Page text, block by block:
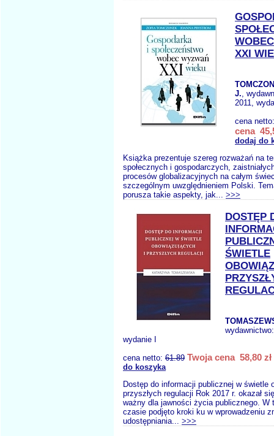
XXI
J.,
2011,
cena
cena
dodaj do
Książka prezentuje szereg rozważań na
społecznych i gospodarczych,
procesów globalizacyjnych na całym
szczególnym uwzględnieniem Polski.
porusza takie aspekty, jak... >>>
DOSTĘP
ŚWIETLE
wydanie I
cena netto: 61.89 Twoja cena 58,80 zł
do koszyka
Dostęp do informacji publicznej w świetle
przyszłych regulacji Rok 2017 r. okazał
ważny dla jawności życia publicznego. W
czasie podjęto kroki ku w wprowadzeniu
udostępniania... >>>